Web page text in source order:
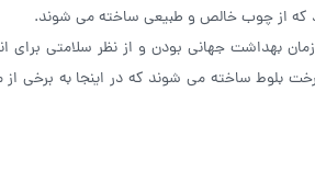
که از چوب خالص و طبیعی ساخته می شوند.
بهداشت جهانی بودن و از نظر سلامتی برای
ساخته می شوند که در اینجا به برخی از